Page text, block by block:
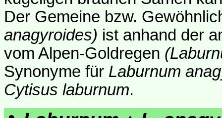
Der Gemeine bzw.
anagyroides) ist anhand der
vom Alpen-Goldregen
Synonyme für Laburnum
Cytisus laburnum.